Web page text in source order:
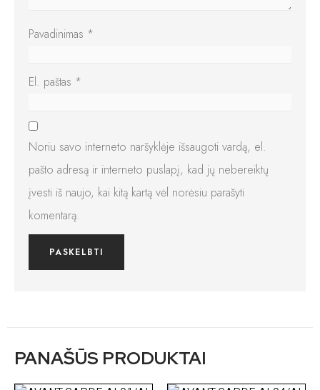
Pavadinimas *
El. paštas *
Noriu savo interneto naršyklėje išsaugoti vardą, el.
pašto adresą ir interneto puslapį, kad jų nebereiktų
įvesti iš naujo, kai kitą kartą vėl norėsiu parašyti
komentarą.
PANAŠŪS PRODUKTAI